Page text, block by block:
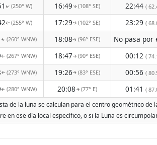
↑(250° W) 16:49↑(108° SE) 22:44 (
↑(255° W) 17:29↑(102° SE) 23:29 (
↑(260° WNW) 18:08↑(96° ESE)
↑(267° WNW) 18:47↑ (90° ESE) 00:12 (
↑(273° WNW) 19:26↑(83° ESE) 00:56 (
↑(280° WNW) 20:08↑(77° E) 01:41 (
de la luna se calculan para el centro geométrico
en ese día local específico, o si la Luna es